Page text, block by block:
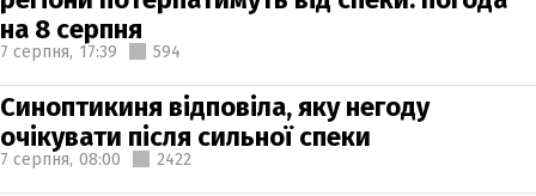
на 8 серпня
7 серпня, 17:39 594
Синоптикиня відповіла, яку негоду
очікувати після сильної спеки
7 серпня, 08:00 2422